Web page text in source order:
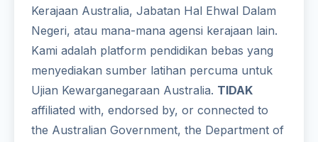
Kerajaan Australia, Jabatan Hal Ehwal Dalam
Negeri, atau mana-mana agensi kerajaan lain.
Kami adalah platform pendidikan bebas yang
menyediakan sumber latihan percuma untuk
Ujian Kewarganegaraan Australia. TIDAK
affiliated with, endorsed by, or connected to
the Australian Government, the Department of